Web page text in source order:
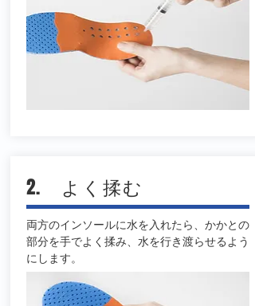
2. よく揉む
両方のインソールに水を入れたら、かかとの
部分を手でよく揉み、水を行き渡らせるよう
にします。